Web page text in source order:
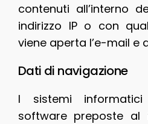
contenuti all’interno
indirizzo IP o con
viene aperta l’e-mail e
Dati di navigazione
I sistemi
software preposte al